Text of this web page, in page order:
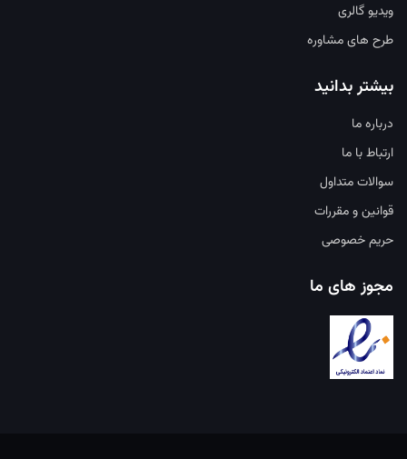
ویدیو گالری
طرح های مشاوره
بیشتر بدانید
درباره ما
ارتباط با ما
سوالات متداول
قوانین و مقررات
حریم خصوصی
مجوز های ما